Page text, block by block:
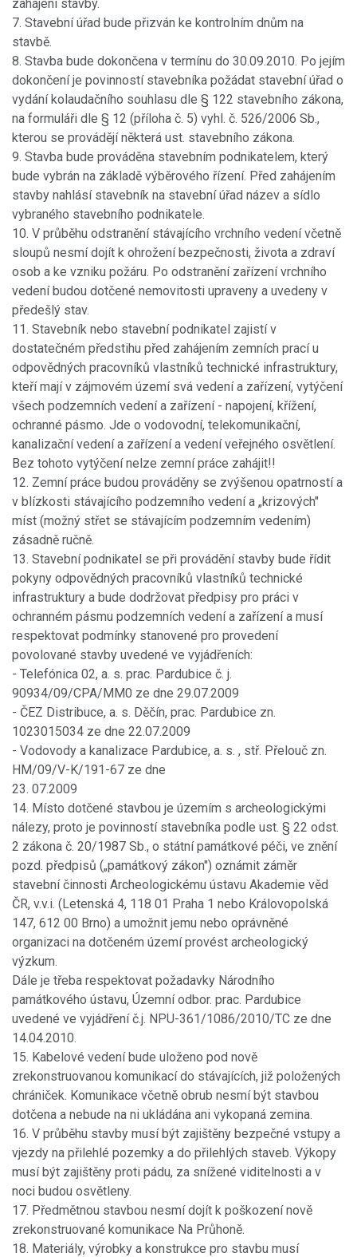
zahájení stavby.
7. Stavební úřad bude přizván ke kontrolním dnům na
stavbě.
8. Stavba bude dokončena v termínu do 30.09.2010. Po jejím
dokončení je povinností stavebníka požádat stavební úřad o
vydání kolaudačního souhlasu dle § 122 stavebního zákona,
na formuláři dle § 12 (příloha č. 5) vyhl. č. 526/2006 Sb.,
kterou se provádějí některá ust. stavebního zákona.
9. Stavba bude prováděna stavebním podnikatelem, který
bude vybrán na základě výběrového řízení. Před zahájením
stavby nahlásí stavebník na stavební úřad název a sídlo
vybraného stavebního podnikatele.
10. V průběhu odstranění stávajícího vrchního vedení včetně
sloupů nesmí dojít k ohrožení bezpečnosti, života a zdraví
osob a ke vzniku požáru. Po odstranění zařízení vrchního
vedení budou dotčené nemovitosti upraveny a uvedeny v
předešlý stav.
11. Stavebník nebo stavební podnikatel zajistí v
dostatečném předstihu před zahájením zemních prací u
odpovědných pracovníků vlastníků technické infrastruktury,
kteří mají v zájmovém území svá vedení a zařízení, vytýčení
všech podzemních vedení a zařízení - napojení, křížení,
ochranné pásmo. Jde o vodovodní, telekomunikační,
kanalizační vedení a zařízení a vedení veřejného osvětlení.
Bez tohoto vytýčení nelze zemní práce zahájit!!
12. Zemní práce budou prováděny se zvýšenou opatrností a
v blízkosti stávajícího podzemního vedení a „krizových"
míst (možný střet se stávajícím podzemním vedením)
zásadně ručně.
13. Stavební podnikatel se při provádění stavby bude řídit
pokyny odpovědných pracovníků vlastníků technické
infrastruktury a bude dodržovat předpisy pro práci v
ochranném pásmu podzemních vedení a zařízení a musí
respektovat podmínky stanovené pro provedení
povolované stavby uvedené ve vyjádřeních:
- Telefónica 02, a. s. prac. Pardubice č. j.
90934/09/CPA/MM0 ze dne 29.07.2009
- ČEZ Distribuce, a. s. Děčín, prac. Pardubice zn.
1023015034 ze dne 22.07.2009
- Vodovody a kanalizace Pardubice, a. s. , stř. Přelouč zn.
HM/09/V-K/191-67 ze dne
23. 07.2009
14. Místo dotčené stavbou je územím s archeologickými
nálezy, proto je povinností stavebníka podle ust. § 22 odst.
2 zákona č. 20/1987 Sb., o státní památkové péči, ve znění
pozd. předpisů („památkový zákon") oznámit záměr
stavební činnosti Archeologickému ústavu Akademie věd
ČR, v.v.i. (Letenská 4, 118 01 Praha 1 nebo Královopolská
147, 612 00 Brno) a umožnit jemu nebo oprávněné
organizaci na dotčeném území provést archeologický
výzkum.
Dále je třeba respektovat požadavky Národního
památkového ústavu, Územní odbor. prac. Pardubice
uvedené ve vyjádření č.j. NPU-361/1086/2010/TC ze dne
14.04.2010.
15. Kabelové vedení bude uloženo pod nově
zrekonstruovanou komunikací do stávajících, již položených
chrániček. Komunikace včetně obrub nesmí být stavbou
dotčena a nebude na ni ukládána ani vykopaná zemina.
16. V průběhu stavby musí být zajištěny bezpečné vstupy a
vjezdy na přilehlé pozemky a do přilehlých staveb. Výkopy
musí být zajištěny proti pádu, za snížené viditelnosti a v
noci budou osvětleny.
17. Předmětnou stavbou nesmí dojít k poškození nově
zrekonstruované komunikace Na Průhoně.
18. Materiály, výrobky a konstrukce pro stavbu musí